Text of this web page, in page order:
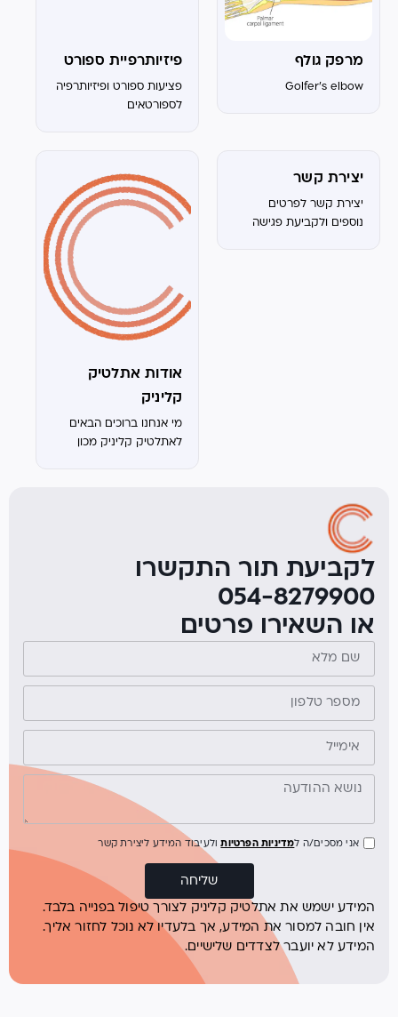
מרפק גולף
Golfer's elbow
פיזיותרפיית ספורט
פציעות ספורט ופיזיותרפיה
לספורטאים
יצירת קשר
יצירת קשר לפרטים
נוספים ולקביעת פגישה
אודות אתלטיק
קליניק
מי אנחנו ברוכים הבאים
לאתלטיק קליניק מכון
– אורתופדיה, שיקום,לקביעת תור התקשרו
054-8279900
או השאירו פרטים
אני מסכים/ה למדיניות הפרטיותולעיבוד המידע ליצירת קשר
שליחה
המידע ישמש את אתלטיק קליניק לצורך טיפול בפנייה בלבד.
אין חובה למסור את המידע, אך בלעדיו לא נוכל לחזור אליך.
המידע לא יועבר לצדדים שלישיים.